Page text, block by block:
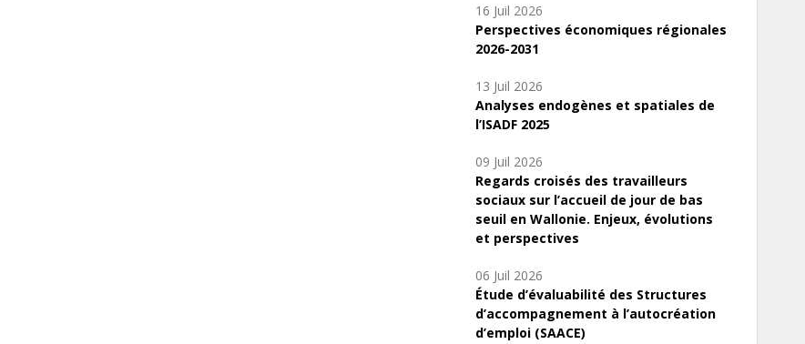
16 Juil 2026
Perspectives économiques régionales
2026-2031
13 Juil 2026
Analyses endogènes et spatiales de
l’ISADF 2025
09 Juil 2026
Regards croisés des travailleurs
sociaux sur l’accueil de jour de bas
seuil en Wallonie. Enjeux, évolutions
et perspectives
06 Juil 2026
Étude d’évaluabilité des Structures
d’accompagnement à l’autocréation
d’emploi (SAACE)